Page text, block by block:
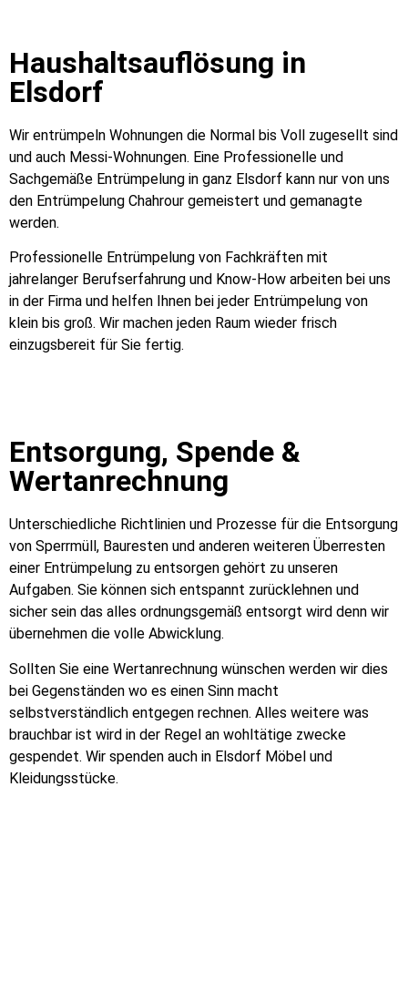
Haushaltsauflösung in
Elsdorf
Wir entrümpeln Wohnungen die Normal bis Voll zugesellt sind
und auch Messi-Wohnungen. Eine Professionelle und
Sachgemäße Entrümpelung in ganz Elsdorf kann nur von uns
den Entrümpelung Chahrour gemeistert und gemanagte
werden.
Professionelle Entrümpelung von Fachkräften mit
jahrelanger Berufserfahrung und Know-How arbeiten bei uns
in der Firma und helfen Ihnen bei jeder Entrümpelung von
klein bis groß. Wir machen jeden Raum wieder frisch
einzugsbereit für Sie fertig.
Entsorgung, Spende &
Wertanrechnung
Unterschiedliche Richtlinien und Prozesse für die Entsorgung
von Sperrmüll, Bauresten und anderen weiteren Überresten
einer Entrümpelung zu entsorgen gehört zu unseren
Aufgaben. Sie können sich entspannt zurücklehnen und
sicher sein das alles ordnungsgemäß entsorgt wird denn wir
übernehmen die volle Abwicklung.
Sollten Sie eine Wertanrechnung wünschen werden wir dies
bei Gegenständen wo es einen Sinn macht
selbstverständlich entgegen rechnen. Alles weitere was
brauchbar ist wird in der Regel an wohltätige zwecke
gespendet. Wir spenden auch in Elsdorf Möbel und
Kleidungsstücke.